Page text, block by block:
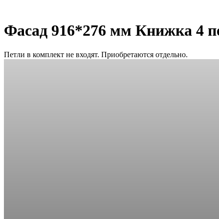
Фасад 916*276 мм Книжка 4
Петли в комплект не входят. Приобретаются отдельно.